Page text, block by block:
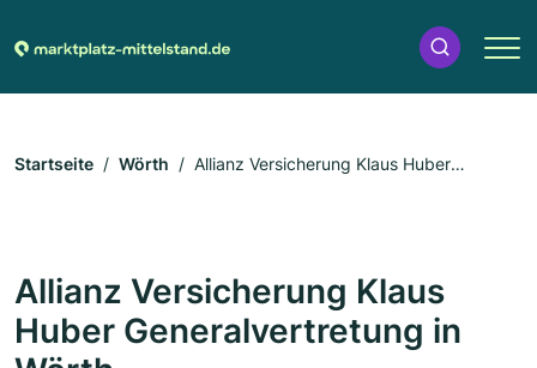
Startseite Wörth
Allianz Versicherung Klaus Huber
Allianz Versicherung Klaus
Huber Generalvertretung in